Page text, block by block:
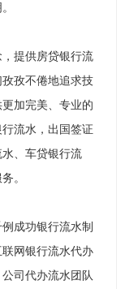
提供房贷银行流
孜不倦地追求技
加完美、专业的
流水，出国签证
、车贷银行流
。
成功银行流水制
网银行流水代办
司代办流水团队